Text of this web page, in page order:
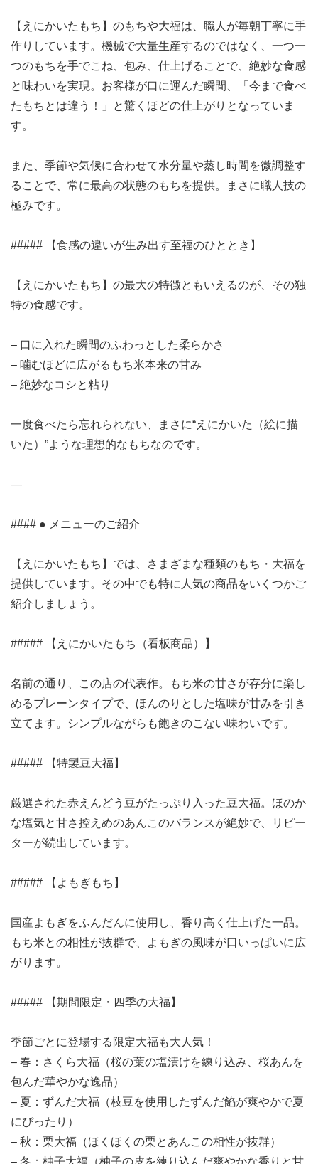
【えにかいたもち】のもちや大福は、職人が毎朝丁寧に手
作りしています。機械で大量生産するのではなく、一つ一
つのもちを手でこね、包み、仕上げることで、絶妙な食感
と味わいを実現。お客様が口に運んだ瞬間、「今まで食べ
たもちとは違う！」と驚くほどの仕上がりとなっていま
す。
また、季節や気候に合わせて水分量や蒸し時間を微調整す
ることで、常に最高の状態のもちを提供。まさに職人技の
極みです。
##### 【食感の違いが生み出す至福のひととき】
【えにかいたもち】の最大の特徴ともいえるのが、その独
特の食感です。
– 口に入れた瞬間のふわっとした柔らかさ
– 噛むほどに広がるもち米本来の甘み
– 絶妙なコシと粘り
一度食べたら忘れられない、まさに“えにかいた（絵に描
いた）”ような理想的なもちなのです。
—
#### ● メニューのご紹介
【えにかいたもち】では、さまざまな種類のもち・大福を
提供しています。その中でも特に人気の商品をいくつかご
紹介しましょう。
##### 【えにかいたもち（看板商品）】
名前の通り、この店の代表作。もち米の甘さが存分に楽し
めるプレーンタイプで、ほんのりとした塩味が甘みを引き
立てます。シンプルながらも飽きのこない味わいです。
##### 【特製豆大福】
厳選された赤えんどう豆がたっぷり入った豆大福。ほのか
な塩気と甘さ控えめのあんこのバランスが絶妙で、リピー
ターが続出しています。
##### 【よもぎもち】
国産よもぎをふんだんに使用し、香り高く仕上げた一品。
もち米との相性が抜群で、よもぎの風味が口いっぱいに広
がります。
##### 【期間限定・四季の大福】
季節ごとに登場する限定大福も大人気！
– 春：さくら大福（桜の葉の塩漬けを練り込み、桜あんを
包んだ華やかな逸品）
– 夏：ずんだ大福（枝豆を使用したずんだ餡が爽やかで夏
にぴったり）
– 秋：栗大福（ほくほくの栗とあんこの相性が抜群）